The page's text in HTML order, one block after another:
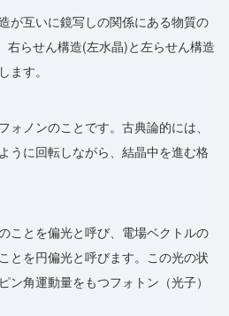
が互いに鏡写しの関係にある物質の
右らせん構造(左水晶)と左らせん構造
ます。
ォノンのことです。古典論的には、
うに回転しながら、結晶中を進む格
ことを偏光と呼び、電場ベクトルの
とを円偏光と呼びます。この光の状
ン角運動量をもつフォトン（光子）